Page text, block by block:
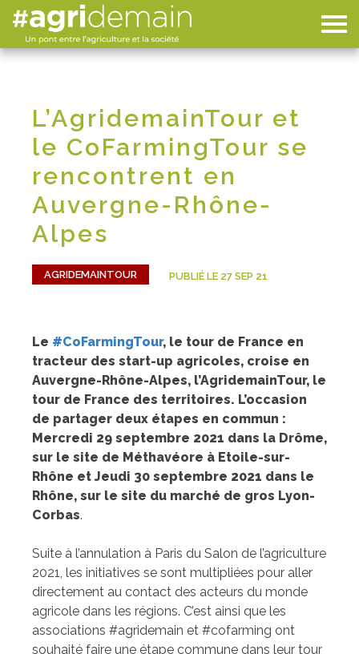
L’AgridemainTour et
le CoFarmingTour se
rencontrent en
Auvergne-Rhône-
Alpes
AGRIDEMAINTOUR PUBLIÉ LE 27 SEP 21
Le #CoFarmingTour, le tour de France en
tracteur des start-up agricoles, croise en
Auvergne-Rhône-Alpes, l’AgridemainTour, le
tour de France des territoires. L’occasion
de partager deux étapes en commun :
Mercredi 29 septembre 2021 dans la Drôme,
sur le site de Méthavéore à Etoile-sur-
Rhône et Jeudi 30 septembre 2021 dans le
Rhône, sur le site du marché de gros Lyon-
Corbas.
Suite à l’annulation à Paris du Salon de l’agriculture
2021, les initiatives se sont multipliées pour aller
directement au contact des acteurs du monde
agricole dans les régions. C’est ainsi que les
associations #agridemain et #cofarming ont
souhaité faire une étape commune dans leur tour